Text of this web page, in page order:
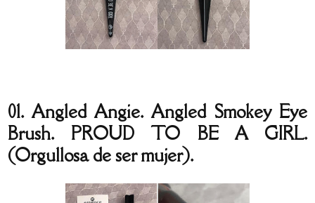
01. Angled Angie. Angled Smokey Eye
Brush. PROUD TO BE A GIRL.
(Orgullosa de ser mujer).